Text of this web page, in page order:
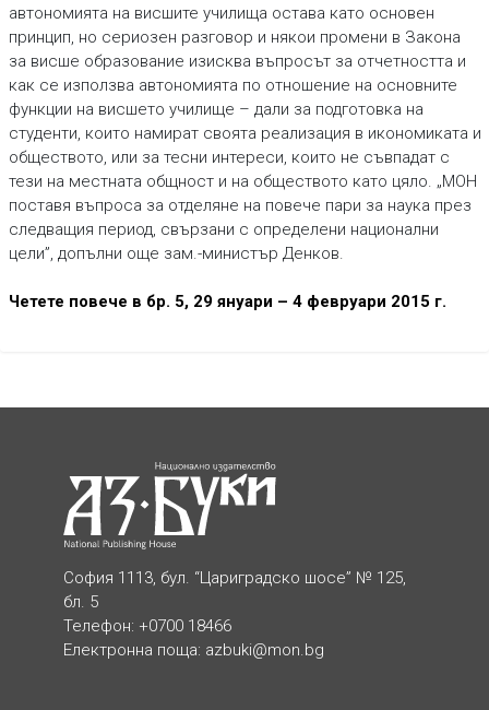
автономията на висшите училища остава като основен
принцип, но сериозен разговор и някои промени в Закона
за висше образование изисква въпросът за отчетността и
как се използва автономията по отношение на основните
функции на висшето училище – дали за подготовка на
студенти, които намират своята реализация в икономиката и
обществото, или за тесни интереси, които не съвпадат с
тези на местната общност и на обществото като цяло. „МОН
поставя въпроса за отделяне на повече пари за наука през
следващия период, свързани с определени национални
цели”, допълни още зам.-министър Денков.
Четете повече в бр. 5, 29 януари – 4 февруари 2015 г.
София 1113, бул. “Цариградско шосе” № 125,
бл. 5
Телефон: +0700 18466
Електронна поща: azbuki@mon.bg